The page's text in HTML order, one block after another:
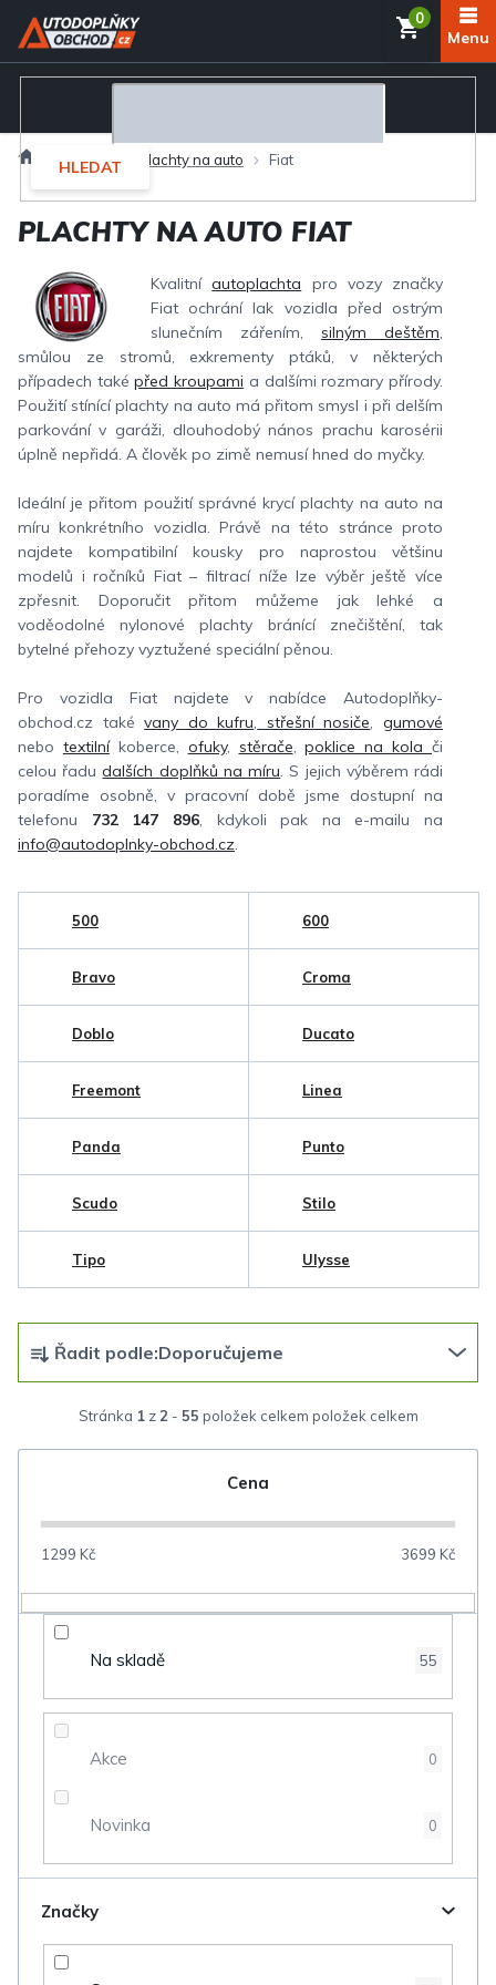
Přejít
obsah
HLEDAT
Exteriér Plachty na auto Fiat
PLACHTY NA AUTO FIAT
Kvalitníautoplachta pro vozy značky
Fiat ochrání lak vozidla před ostrým
slunečním zářením, silným deštěm,
smůlou ze stromů, exkrementy ptáků, v některých
případech taképřed kroupami a dalšími rozmary přírody.
Použití stínící plachty na auto má přitom smysl i při delším
parkování v garáži, dlouhodobý nános prachu karosérii
úplně nepřidá. A člověk po zimě nemusí hned do myčky.
Ideální je přitom použití správné krycí plachty na auto na
míru konkrétního vozidla. Právě na této stránce proto
najdete kompatibilní kousky pro naprostou většinu
modelů i ročníků Fiat – filtrací níže lze výběr ještě více
zpřesnit. Doporučit přitom můžeme jak lehké a
voděodolné nylonové plachty bránící znečištění, tak
bytelné přehozy vyztužené speciální pěnou.
Pro vozidla Fiat najdete v nabídce Autodoplňky-
obchod.cz takévany do kufru, střešní nosiče,gumové
nebo textilníkoberce, ofuky, stěrače,poklice na kola či
celou řadudalších doplňků na míru. S jejich výběrem rádi
poradíme osobně, v pracovní době jsme dostupní na
telefonu 732 147 896, kdykoli pak na e-mailu na
info@autodoplnky-obchod.cz.
500 600
Bravo Croma
Doblo Ducato
Freemont Linea
Panda Punto
Scudo Stilo
Tipo Ulysse
Stránka 1z 2 - 55 položek celkem
a
e
o
Řadit podle:Doporučujeme
Cena
1299 Kč 3699 Kč
Na skladě 55
Akce 0
Novinka 0
Značky